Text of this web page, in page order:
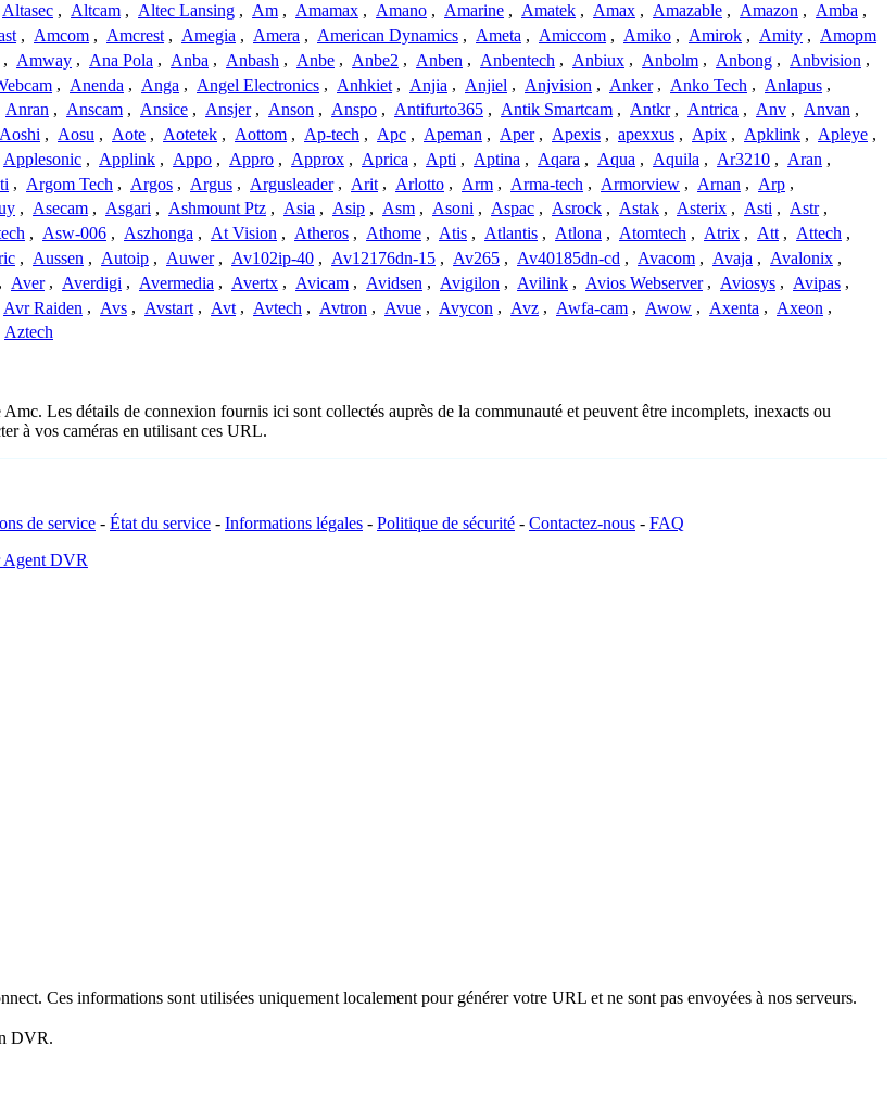
Altasec , Altcam , Altec Lansing , Am , Amamax , Amano , Amarine , Amatek , Amax , Amazable , Amazon , Amba ,
, Amcom , Amcrest , Amegia , Amera , American Dynamics , Ameta , Amiccom , Amiko , Amirok , Amity , Amopm
, Amway , Ana Pola , Anba , Anbash , Anbe , Anbe2 , Anben , Anbentech , Anbiux , Anbolm , Anbong , Anbvision ,
, Anenda , Anga , Angel Electronics , Anhkiet , Anjia , Anjiel , Anjvision , Anker , Anko Tech , Anlapus ,
Anran , Anscam , Ansice , Ansjer , Anson , Anspo , Antifurto365 , Antik Smartcam , Antkr , Antrica , Anv , Anvan ,
Aoshi , Aosu , Aote , Aotetek , Aottom , Ap-tech , Apc , Apeman , Aper , Apexis , apexxus , Apix , Apklink , Apleye ,
Applesonic , Applink , Appo , Appro , Approx , Aprica , Apti , Aptina , Aqara , Aqua , Aquila , Ar3210 , Aran ,
, Argom Tech , Argos , Argus , Argusleader , Arit , Arlotto , Arm , Arma-tech , Armorview , Arnan , Arp ,
, Asecam , Asgari , Ashmount Ptz , Asia , Asip , Asm , Asoni , Aspac , Asrock , Astak , Asterix , Asti , Astr ,
, Asw-006 , Aszhonga , At Vision , Atheros , Athome , Atis , Atlantis , Atlona , Atomtech , Atrix , Att , Attech ,
, Aussen , Autoip , Auwer , Av102ip-40 , Av12176dn-15 , Av265 , Av40185dn-cd , Avacom , Avaja , Avalonix ,
, Aver , Averdigi , Avermedia , Avertx , Avicam , Avidsen , Avigilon , Avilink , Avios Webserver , Aviosys , Avipas ,
Avr Raiden , Avs , Avstart , Avt , Avtech , Avtron , Avue , Avycon , Avz , Awfa-cam , Awow , Axenta , Axeon ,
Aztech
Les détails de connexion fournis ici sont collectés auprès de la communauté et peuvent être incomplets, inexacts ou
à vos caméras en utilisant ces URL.
de service - État du service - Informations légales - Politique de sécurité - Contactez-nous - FAQ
Agent DVR
Ces informations sont utilisées uniquement localement pour générer votre URL et ne sont pas envoyées à nos serveurs.
DVR.